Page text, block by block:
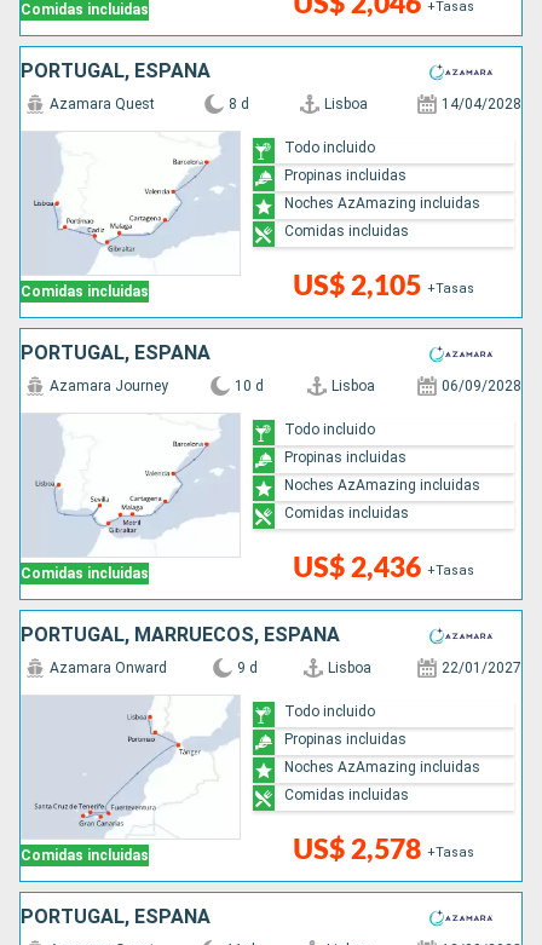
Comidas incluidas +Tasas
PORTUGAL, ESPAÑA
Comidas incluidas
Azamara Quest 8 d Lisboa 14/04/2028
US$ 2,105 +Tasas
Todo incluido
Propinas incluidas
Noches AzAmazing incluidas
Comidas incluidas
PORTUGAL, ESPAÑA
Comidas incluidas
Azamara Journey 10 d Lisboa 06/09/2028
US$ 2,436 +Tasas
Todo incluido
Propinas incluidas
Noches AzAmazing incluidas
Comidas incluidas
PORTUGAL, MARRUECOS, ESPAÑA
Comidas incluidas
Azamara Onward 9 d Lisboa 22/01/2027
US$ 2,578 +Tasas
Todo incluido
Propinas incluidas
Noches AzAmazing incluidas
Comidas incluidas
PORTUGAL, ESPAÑA